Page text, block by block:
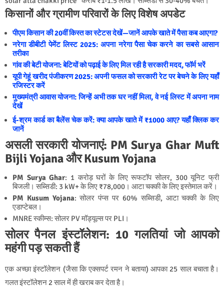
किसानों और ग्रामीण परिवारों के लिए विशेष अपडेट
पीएम किसान की 20वीं किस्त का स्टेटस देखें—जानें आपके खाते में पैसा कब आएगा?
नरेगा डीबीटी पेमेंट लिस्ट 2025: अपना नरेगा पैसा चेक करने का सबसे आसान
तरीका
गांव की बेटी योजना: बेटियों को पढ़ाई के लिए मिल रही है सरकारी मदद, फॉर्म भरें
यूपी गेहूं खरीद पंजीकरण 2025: अपनी फसल को सरकारी रेट पर बेचने के लिए यहाँ
रजिस्टर करें
मुख्यमंत्री आवास योजना: जिन्हें अभी तक घर नहीं मिला, वे नई लिस्ट में अपना नाम
देखें
ई-श्रम कार्ड का बैलेंस चेक करें: क्या आपके खाते में ₹1000 आए? यहाँ क्लिक कर
जानें
असली सरकारी योजनाएं: PM Surya Ghar Muft
Bijli Yojana और Kusum Yojana
PM Surya Ghar: 1 करोड़ घरों के लिए रूफटॉप सोलर, 300 यूनिट फ्री
बिजली। सब्सिडी: 3 kW+ के लिए ₹78,000। आटा चक्की के लिए इस्तेमाल करें।
PM Kusum Yojana: सोलर पंप्स पर 60% सब्सिडी, आटा चक्की के लिए
एडाप्टेबल।
MNRE स्कीम्स: सोलर PV मॉड्यूल्स पर PLI।
सोलर पैनल इंस्टॉलेशन: 10 गलतियां जो आपको
महंगी पड़ सकती हैं
एक अच्छा इंस्टॉलेशन (जैसा कि एक्सपर्ट रमन ने बताया) आपका 25 साल बचाता है।
गलत इंस्टॉलेशन 2 साल में ही खराब कर देता है।